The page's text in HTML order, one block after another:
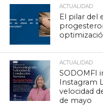
ACTUALIDAD
El pilar del
ACTUALIDAD
SODOMFI
Instagram
velocidad
de mayo